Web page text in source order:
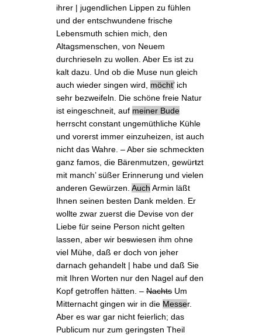
ihrer | jugendlichen Lippen zu fühlen
und der entschwundene frische
Lebensmuth schien mich, den
Altagsmenschen , von Neuem
durchrieseln zu wollen. Aber Es istzu
kalt dazu. Und ob die Muse nun gleich
auch wieder singen wird, möcht’ich
sehr bezweifeln. Die schöne freie Natur
ist eingeschneit, auf meiner Bude
herrscht constant ungemüthliche Kühle
und vorerst immer einzuheizen, ist auch
nicht das Wahre. – Aber sie schmeckten
ganz famos, die Bärenmutzen, gewürtzt
mit manch’ süßer Erinnerung und vielen
anderen Gewürzen.Auch Armin läßt
Ihnen seinen besten Dank melden. Er
wollte zwar zuerst die Devise von der
Liebe für seine Person nicht gelten
lassen, aber wir beswiesen ihm ohne
viel Mühe, daß er doch von jeher
darnach gehandelt | habe und daß Sie
mit Ihren Worten nur den Nagel auf den
Kopf getroffen hätten. –NachtsUm
Mitternacht gingen wir in die Messer.
Aber es war gar nicht feierlich; das
Publicum nur zum geringsten Theil